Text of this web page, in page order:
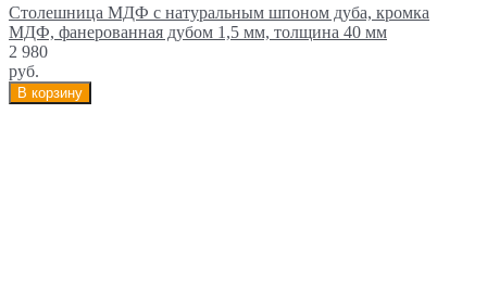
Столешница МДФ с натуральным шпоном дуба, кромка
МДФ, фанерованная дубом 1,5 мм, толщина 40 мм
2 980
руб.
В корзину